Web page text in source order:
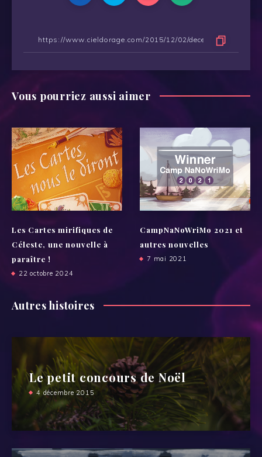
Vous pourriez aussi aimer
Les Cartes mirifiques de
Céleste, une nouvelle à
paraître !
22 octobre 2024
CampNaNoWriMo 2021 et
autres nouvelles
7 mai 2021
Autres histoires
Le petit concours de Noël
4 décembre 2015